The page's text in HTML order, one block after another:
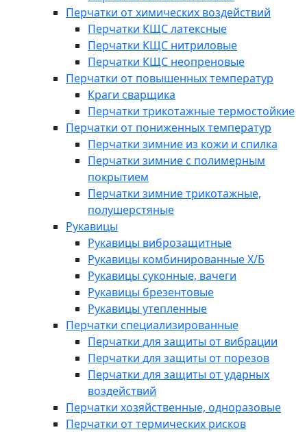
Перчатки от химических воздействий
Перчатки КЩС латексные
Перчатки КЩС нитриловые
Перчатки КЩС неопреновые
Перчатки от повышенных температур
Краги сварщика
Перчатки трикотажные термостойкие
Перчатки от пониженных температур
Перчатки зимние из кожи и спилка
Перчатки зимние с полимерным
покрытием
Перчатки зимние трикотажные,
полушерстяные
Рукавицы
Рукавицы виброзащитные
Рукавицы комбинированные Х/Б
Рукавицы суконные, вачеги
Рукавицы брезентовые
Рукавицы утепленные
Перчатки специализированные
Перчатки для защиты от вибрации
Перчатки для защиты от порезов
Перчатки для защиты от ударных
воздействий
Перчатки хозяйственные, одноразовые
Перчатки от термических рисков